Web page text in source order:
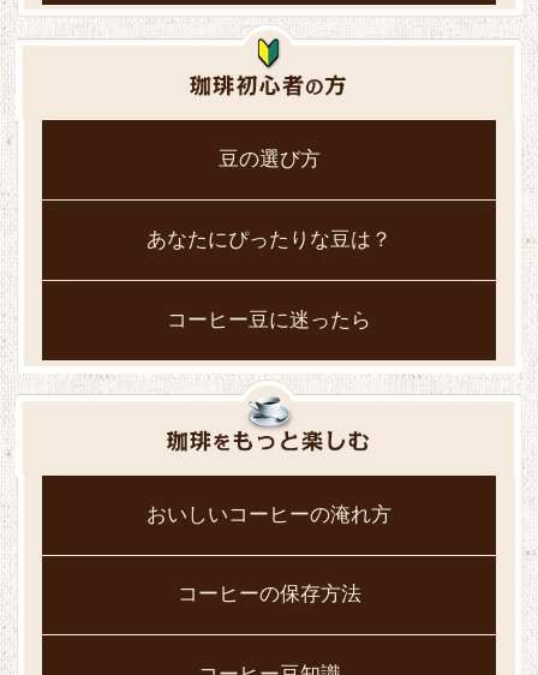
豆の選び方
あなたにぴったりな豆は？
コーヒー豆に迷ったら
おいしいコーヒーの淹れ方
コーヒーの保存方法